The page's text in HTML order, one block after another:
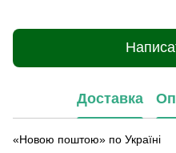
Доставка
«Новою поштою» по Україні